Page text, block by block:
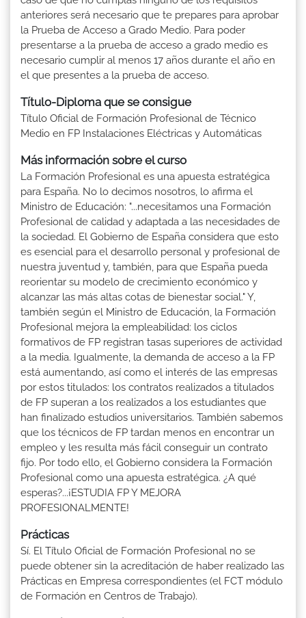
anteriores será necesario que te prepares para aprobar
la Prueba de Acceso a Grado Medio. Para poder
presentarse a la prueba de acceso a grado medio es
necesario cumplir al menos 17 años durante el año en
el que presentes a la prueba de acceso.
Título-Diploma que se consigue
Título Oficial de Formación Profesional de Técnico
Medio en FP Instalaciones Eléctricas y Automáticas
Más información sobre el curso
La Formación Profesional es una apuesta estratégica
para España. No lo decimos nosotros, lo afirma el
Ministro de Educación: "...necesitamos una Formación
Profesional de calidad y adaptada a las necesidades de
la sociedad. El Gobierno de España considera que esto
es esencial para el desarrollo personal y profesional de
nuestra juventud y, también, para que España pueda
reorientar su modelo de crecimiento económico y
alcanzar las más altas cotas de bienestar social." Y,
también según el Ministro de Educación, la Formación
Profesional mejora la empleabilidad: los ciclos
formativos de FP registran tasas superiores de actividad
a la media. Igualmente, la demanda de acceso a la FP
está aumentando, así como el interés de las empresas
por estos titulados: los contratos realizados a titulados
de FP superan a los realizados a los estudiantes que
han finalizado estudios universitarios. También sabemos
que los técnicos de FP tardan menos en encontrar un
empleo y les resulta más fácil conseguir un contrato
fijo. Por todo ello, el Gobierno considera la Formación
Profesional como una apuesta estratégica. ¿A qué
esperas?...¡ESTUDIA FP Y MEJORA
PROFESIONALMENTE!
Prácticas
Sí. El Título Oficial de Formación Profesional no se
puede obtener sin la acreditación de haber realizado las
Prácticas en Empresa correspondientes (el FCT módulo
de Formación en Centros de Trabajo).